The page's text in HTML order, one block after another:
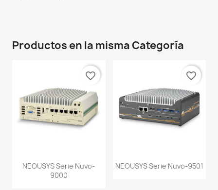
Productos en la misma Categoría
NEOUSYS Serie Nuvo-
9000
favorite_border
NEOUSYS Serie Nuvo-9501
favorite_border